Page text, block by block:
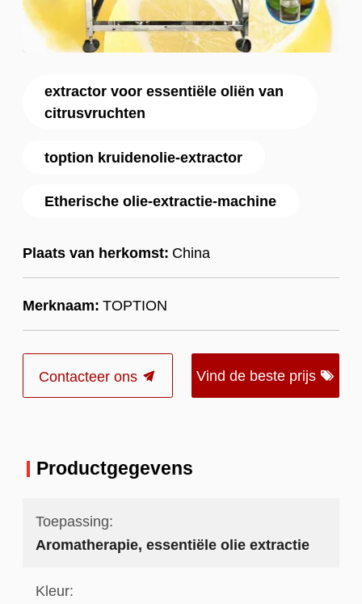
extractor voor essentiële oliën van
citrusvruchten
toption kruidenolie-extractor
Etherische olie-extractie-machine
Plaats van herkomst: China
Merknaam: TOPTION
Contacteer ons Vind de beste prijs
Productgegevens
Toepassing:
Aromatherapie, essentiële olie extractie
Kleur: